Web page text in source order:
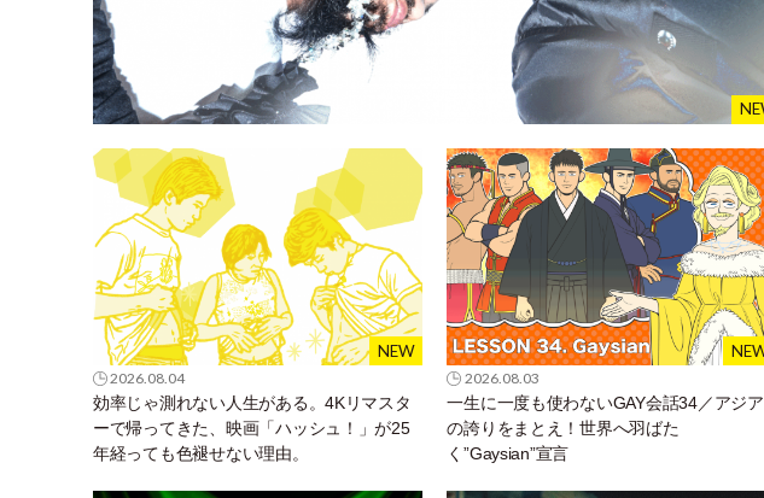
2026.08.04
効率じゃ測れない人生がある。4Kリマスタ
ーで帰ってきた、映画「ハッシュ！」が25
年経っても色褪せない理由。
2026.08.03
一生に一度も使わないGAY会話34／アジア
の誇りをまとえ！世界へ羽ばた
く”Gaysian”宣言